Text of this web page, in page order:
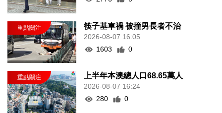
筷子基車禍 被撞男長者不治
2026-08-07 16:05
1603
0
上半年本澳總人口68.65萬人
2026-08-07 16:24
280
0